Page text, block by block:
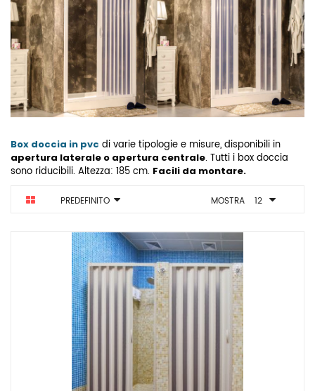
Box doccia in pvc di varie tipologie e misure, disponibili in
apertura laterale o apertura centrale. Tutti i box doccia
sono riducibili. Altezza: 185 cm. Facili da montare.
PREDEFINITO MOSTRA 12